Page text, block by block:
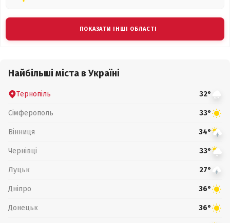
ПОКАЗАТИ ІНШІ ОБЛАСТІ
Найбільші міста в Україні
Тернопіль 32°
Сімферополь 33°
Вінниця 34°
Чернівці 33°
Луцьк 27°
Дніпро 36°
Донецьк 36°